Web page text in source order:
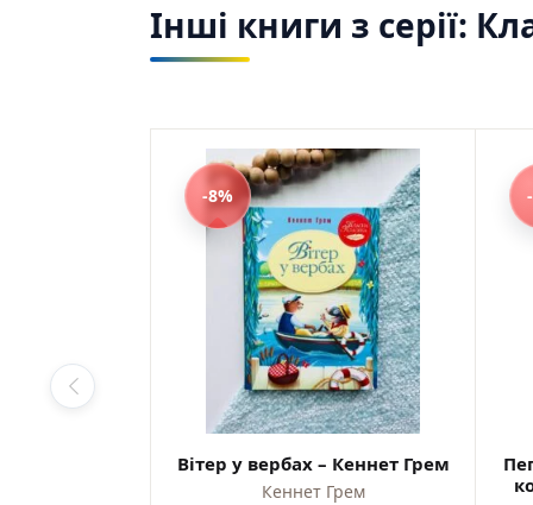
Інші книги з серії:
-8%
Вітер у вербах – Кеннет Грем
Кеннет Грем